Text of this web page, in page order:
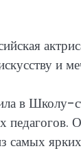
и
в Школу-
педагогов.
самых